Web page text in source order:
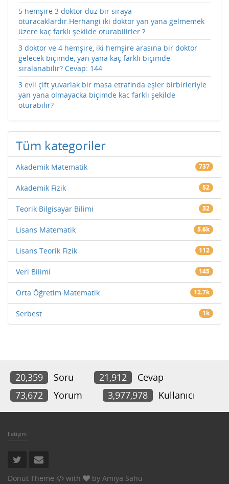
5 hemşire 3 doktor düz bir sıraya
oturacaklardır.Herhangi iki doktor yan yana gelmemek
üzere kaç farklı şekilde oturabilirler ?
3 doktor ve 4 hemşire, iki hemşire arasına bir doktor
gelecek biçimde, yan yana kaç farklı biçimde
sıralanabilir? Cevap: 144
3 evli çift yuvarlak bir masa etrafinda eşler birbirleriyle
yan yana olmayacka biçimde kac farklı şekilde
oturabilir?
Tüm kategoriler
Akademik Matematik 737
Akademik Fizik 52
Teorik Bilgisayar Bilimi 32
Lisans Matematik 5.6k
Lisans Teorik Fizik 112
Veri Bilimi 145
Orta Öğretim Matematik 12.7k
Serbest 1k
20,359 Soru 21,912
Cevap
73,672
Yorum 3,977,978 Kullanıcı
İletişim
Donut Theme with by Amiya Sahu